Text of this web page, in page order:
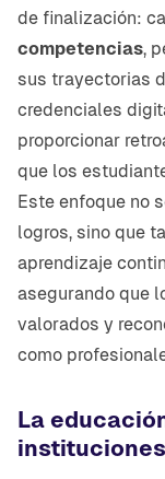
de finalización:
competencias,
sus trayectorias
credenciales
proporcionar
que los
Este enfoque no
logros, sino que
aprendizaje
asegurando que
valorados y
como
La